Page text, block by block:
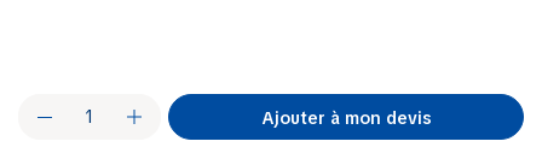
Ajouter à mon devis